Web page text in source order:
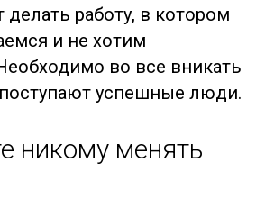
делать работу, в котором
и не хотим
во все вникать
успешные люди.
никому менять